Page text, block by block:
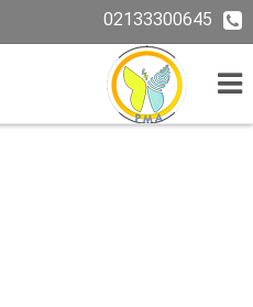
02133300645